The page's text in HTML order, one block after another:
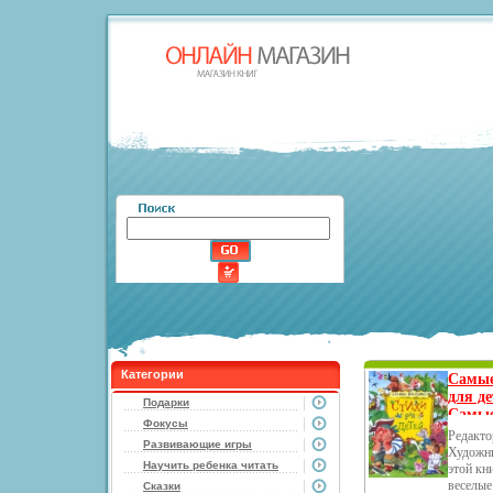
Категории
Подарки
Фокусы
Развивающие игры
Научить ребенка читать
Сказки
для
этой